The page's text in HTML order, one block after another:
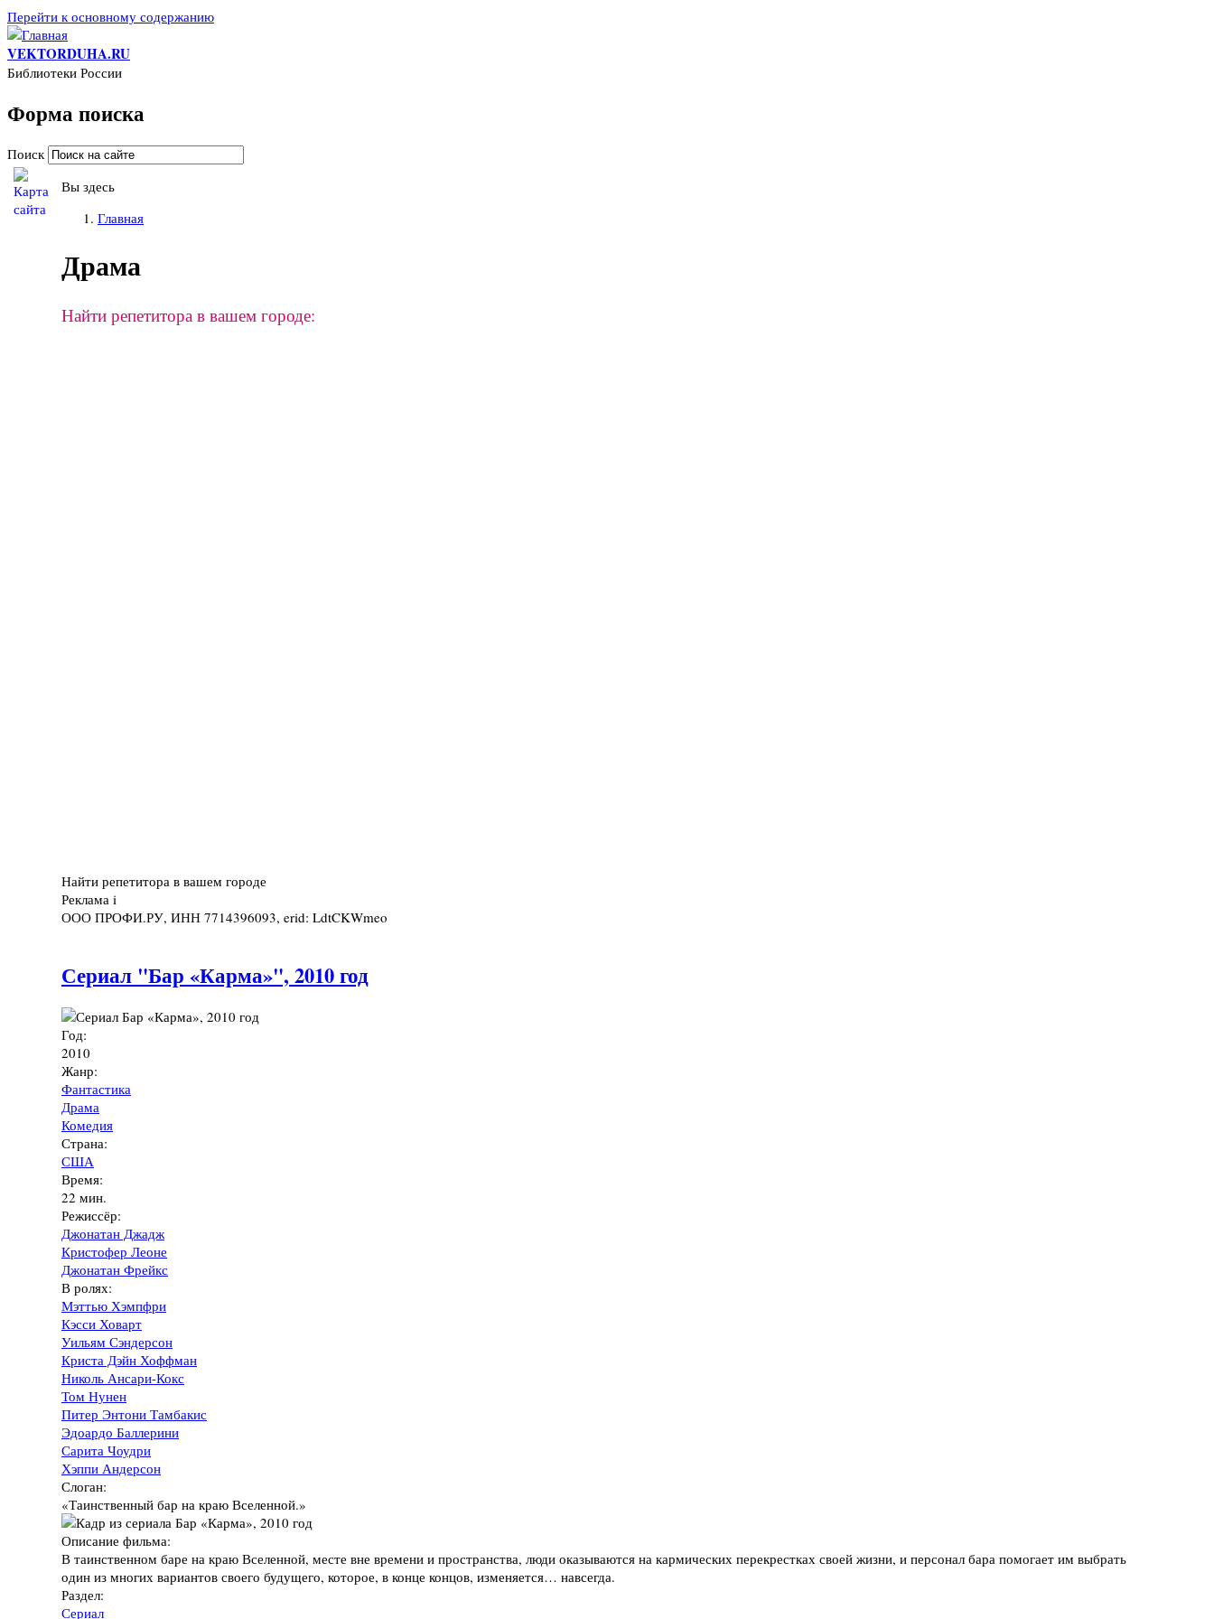
Перейти к основному содержанию
VEKTORDUHA.RU
Библиотеки России
Форма поиска
Поиск
Вы здесь
Главная
Драма
Найти репетитора в вашем городе:
Найти репетитора в вашем городе
Реклама i
ООО ПРОФИ.РУ, ИНН 7714396093, erid: LdtCKWmeo
Сериал "Бар «Карма»", 2010 год
Год:
2010
Жанр:
Фантастика
Драма
Комедия
Страна:
США
Время:
22 мин.
Режиссёр:
Джонатан Джадж
Кристофер Леоне
Джонатан Фрейкс
В ролях:
Мэттью Хэмпфри
Кэсси Ховарт
Уильям Сэндерсон
Криста Дэйн Хоффман
Николь Ансари-Кокс
Том Нунен
Питер Энтони Тамбакис
Эдоардо Баллерини
Сарита Чоудри
Хэппи Андерсон
Слоган:
«Таинственный бар на краю Вселенной.»
Описание фильма:
В таинственном баре на краю Вселенной, месте вне времени и пространства, люди оказываются на кармических перекрестках своей жизни, и персонал бара помогает им выбрать
один из многих вариантов своего будущего, которое, в конце концов, изменяется… навсегда.
Раздел:
Сериал